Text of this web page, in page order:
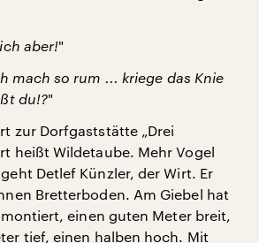
aber!"
mach so rum ... kriege das Knie
du!?"
zur Dorfgaststätte „Drei
heißt Wildetaube. Mehr Vogel
Detlef Künzler, der Wirt. Er
Bretterboden. Am Giebel hat
einen guten Meter breit,
tief, einen halben hoch. Mit